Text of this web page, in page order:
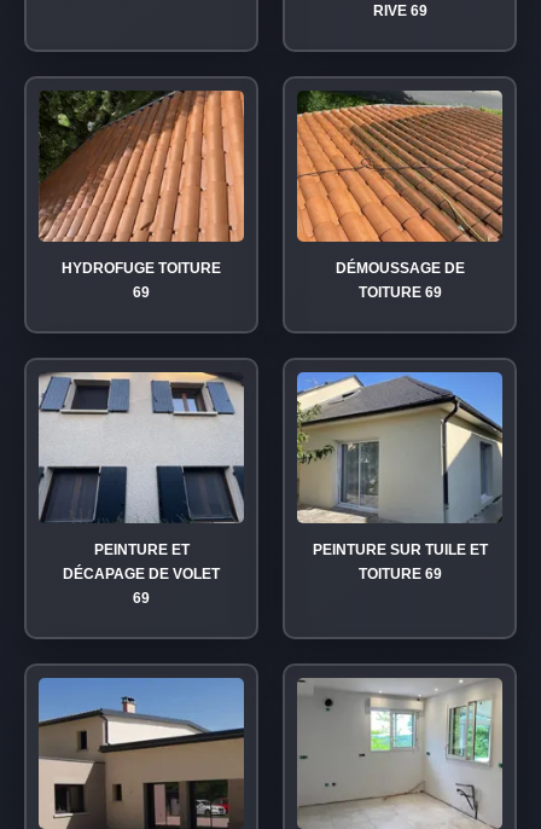
RIVE 69
HYDROFUGE TOITURE
69
DÉMOUSSAGE DE
TOITURE 69
PEINTURE ET
DÉCAPAGE DE VOLET
69
PEINTURE SUR TUILE ET
TOITURE 69